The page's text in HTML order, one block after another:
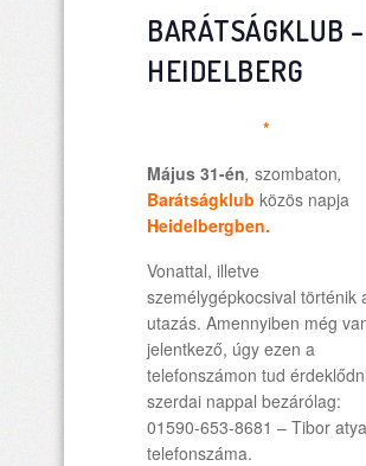
BARÁTSÁGKLUB –
HEIDELBERG
*
Május 31-én, szombaton,
Barátságklub közös napja
Heidelbergben.
Vonattal, illetve
személygépkocsival történik
utazás. Amennyiben még
jelentkező, úgy ezen a
telefonszámon tud
szerdai nappal bezárólag:
01590-653-8681 – Tibor atya
telefonszáma.